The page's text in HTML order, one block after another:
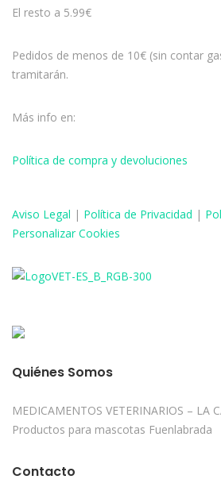
El resto a 5.99€
Pedidos de menos de 10€ (sin contar
tramitarán.
Más info en:
Política de compra y devoluciones
Aviso Legal | Política de Privacidad |
Personalizar Cookies
Quiénes Somos
MEDICAMENTOS VETERINARIOS – LA
Productos para mascotas Fuenlabrada
Contacto